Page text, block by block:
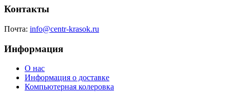
Контакты
Почта: info@centr-krasok.ru
Информация
О нас
Информация о доставке
Компьютерная колеровка